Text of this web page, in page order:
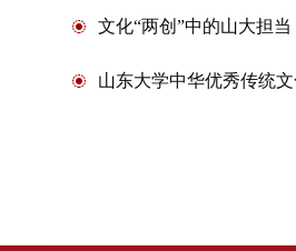
文化“两创”中的山大担当
山东大学中华优秀传统